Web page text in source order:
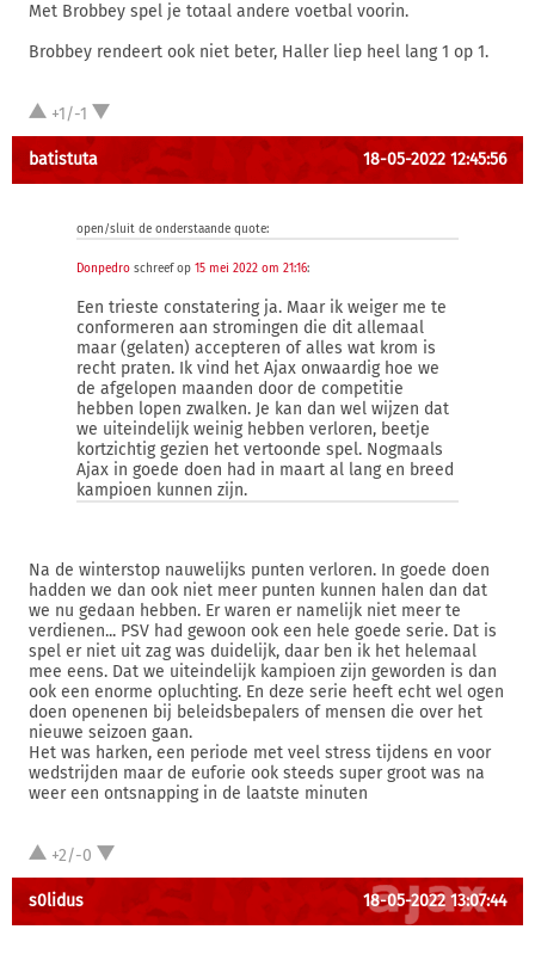
Met Brobbey spel je totaal andere voetbal voorin.
Brobbey rendeert ook niet beter, Haller liep heel lang 1 op 1.
+1/-1
batistuta 18-05-2022 12:45:56
open/sluit de onderstaande quote:
Donpedro schreef op 15 mei 2022 om 21:16:
Een trieste constatering ja. Maar ik weiger me te
conformeren aan stromingen die dit allemaal
maar (gelaten) accepteren of alles wat krom is
recht praten. Ik vind het Ajax onwaardig hoe we
de afgelopen maanden door de competitie
hebben lopen zwalken. Je kan dan wel wijzen dat
we uiteindelijk weinig hebben verloren, beetje
kortzichtig gezien het vertoonde spel. Nogmaals
Ajax in goede doen had in maart al lang en breed
kampioen kunnen zijn.
Na de winterstop nauwelijks punten verloren. In goede doen
hadden we dan ook niet meer punten kunnen halen dan dat
we nu gedaan hebben. Er waren er namelijk niet meer te
verdienen... PSV had gewoon ook een hele goede serie. Dat is
spel er niet uit zag was duidelijk, daar ben ik het helemaal
mee eens. Dat we uiteindelijk kampioen zijn geworden is dan
ook een enorme opluchting. En deze serie heeft echt wel ogen
doen openenen bij beleidsbepalers of mensen die over het
nieuwe seizoen gaan.
Het was harken, een periode met veel stress tijdens en voor
wedstrijden maar de euforie ook steeds super groot was na
weer een ontsnapping in de laatste minuten
+2/-0
s0lidus 18-05-2022 13:07:44